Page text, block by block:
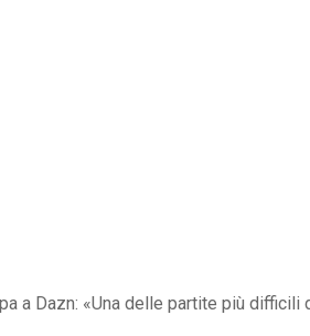
a Dazn: «Una delle partite più